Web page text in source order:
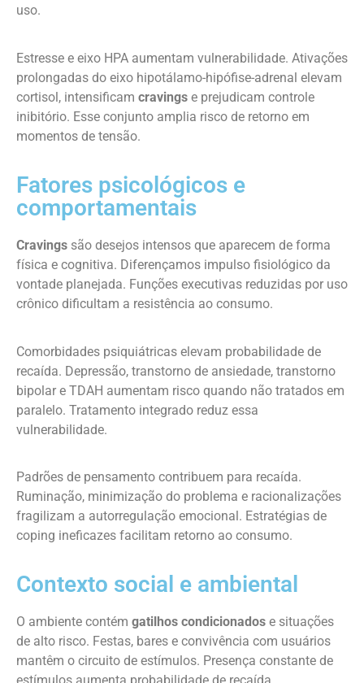
uso.
Estresse e eixo HPA aumentam vulnerabilidade. Ativações
prolongadas do eixo hipotálamo-hipófise-adrenal elevam
cortisol, intensificam cravings e prejudicam controle
inibitório. Esse conjunto amplia risco de retorno em
momentos de tensão.
Fatores psicológicos e
comportamentais
Cravings são desejos intensos que aparecem de forma
física e cognitiva. Diferençamos impulso fisiológico da
vontade planejada. Funções executivas reduzidas por uso
crônico dificultam a resistência ao consumo.
Comorbidades psiquiátricas elevam probabilidade de
recaída. Depressão, transtorno de ansiedade, transtorno
bipolar e TDAH aumentam risco quando não tratados em
paralelo. Tratamento integrado reduz essa
vulnerabilidade.
Padrões de pensamento contribuem para recaída.
Ruminação, minimização do problema e racionalizações
fragilizam a autorregulação emocional. Estratégias de
coping ineficazes facilitam retorno ao consumo.
Contexto social e ambiental
O ambiente contém gatilhos condicionados e situações
de alto risco. Festas, bares e convivência com usuários
mantêm o circuito de estímulos. Presença constante de